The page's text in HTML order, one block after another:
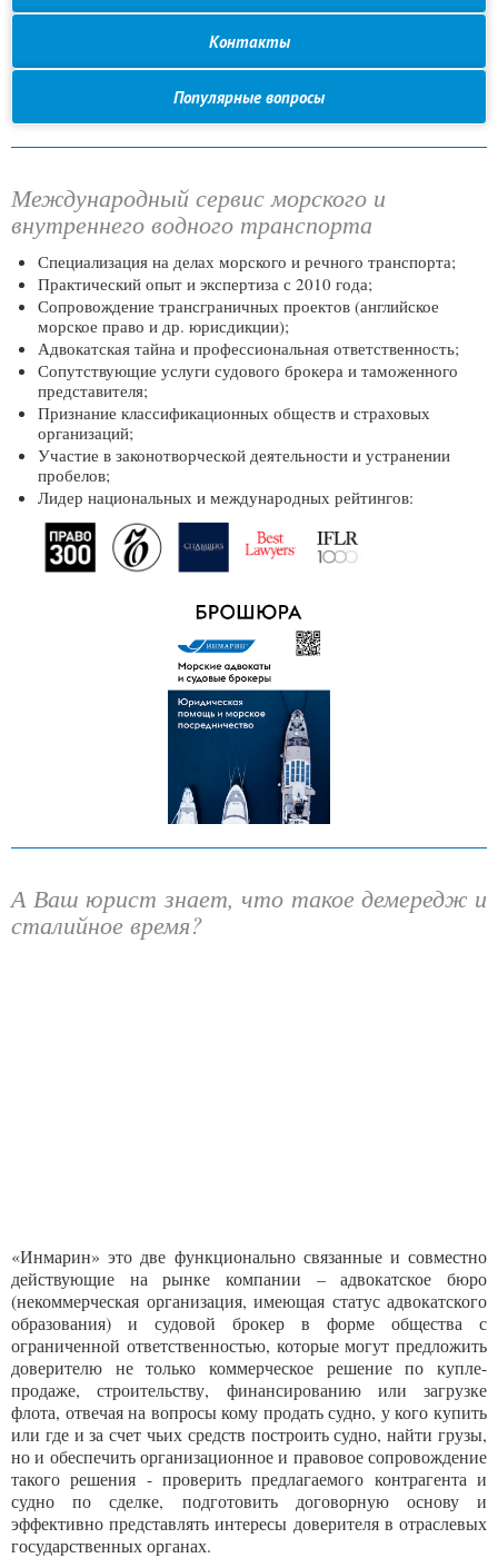
Контакты
Популярные вопросы
Международный сервис морского и
внутреннего водного транспорта
Специализация на делах морского и речного транспорта;
Практический опыт и экспертиза с 2010 года;
Сопровождение трансграничных проектов (английское
морское право и др. юрисдикции);
Адвокатская тайна и профессиональная ответственность;
Сопутствующие услуги судового брокера и таможенного
представителя;
Признание классификационных обществ и страховых
организаций;
Участие в законотворческой деятельности и устранении
пробелов;
Лидер национальных и международных рейтингов:
А Ваш юрист знает, что такое демередж и
сталийное время?
«Инмарин» это две функционально связанные и совместно
действующие на рынке компании – адвокатское бюро
(некоммерческая организация, имеющая статус адвокатского
образования) и судовой брокер в форме общества с
ограниченной ответственностью, которые могут предложить
доверителю не только коммерческое решение по купле-
продаже, строительству, финансированию или загрузке
флота, отвечая на вопросы кому продать судно, у кого купить
или где и за счет чьих средств построить судно, найти грузы,
но и обеспечить организационное и правовое сопровождение
такого решения - проверить предлагаемого контрагента и
судно по сделке, подготовить договорную основу и
эффективно представлять интересы доверителя в отраслевых
государственных органах.